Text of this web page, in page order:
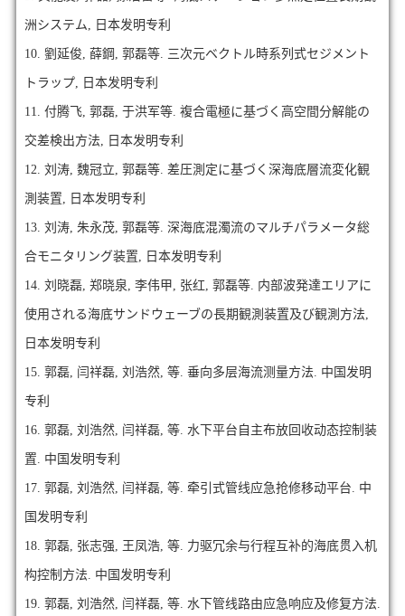
洲システム, 日本发明专利
10. 劉延俊, 薛鋼, 郭磊等. 三次元ベクトル時系列式セジメント
トラップ, 日本发明专利
11. 付腾飞, 郭磊, 于洪军等. 複合電極に基づく高空間分解能の
交差検出方法, 日本发明专利
12. 刘涛, 魏冠立, 郭磊等. 差圧測定に基づく深海底層流変化観
測装置, 日本发明专利
13. 刘涛, 朱永茂, 郭磊等. 深海底混濁流のマルチパラメータ総
合モニタリング装置, 日本发明专利
14. 刘晓磊, 郑晓泉, 李伟甲, 张红, 郭磊等. 内部波発達エリアに
使用される海底サンドウェーブの長期観測装置及び観測方法,
日本发明专利
15. 郭磊, 闫祥磊, 刘浩然, 等. 垂向多层海流测量方法. 中国发明
专利
16. 郭磊, 刘浩然, 闫祥磊, 等. 水下平台自主布放回收动态控制装
置. 中国发明专利
17. 郭磊, 刘浩然, 闫祥磊, 等. 牵引式管线应急抢修移动平台. 中
国发明专利
18. 郭磊, 张志强, 王凤浩, 等. 力驱冗余与行程互补的海底贯入机
构控制方法. 中国发明专利
19. 郭磊, 刘浩然, 闫祥磊, 等. 水下管线路由应急响应及修复方法.